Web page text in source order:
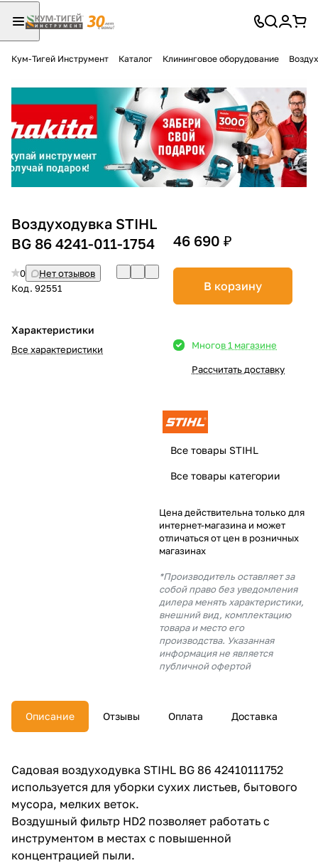
Кум-Тигей Инструмент Каталог Клининговое оборудование
Воздуходувка STIHL
BG 86 4241-011-1754
0
Нет отзывов
Код. 92551
Характеристики
Все характеристики
46 690 ₽
В корзину
Многов 1 магазине
Рассчитать доставку
Все товары STIHL
Все товары категории
Цена действительна только для
интернет-магазина и может
отличаться от цен в розничных
магазинах
*Производитель оставляет за
собой право без уведомления
дилера менять характеристики,
внешний вид, комплектацию
товара и место его
производства. Указанная
информация не является
публичной офертой
Описание Отзывы Оплата Доставка
Садовая воздуходувка STIHL BG 86 42410111752
используется для уборки сухих листьев, бытового
мусора, мелких веток.
Воздушный фильтр HD2 позволяет работать с
инструментом в местах с повышенной
концентрацией пыли.
Разбейте
оплатуна части
без переплат
График платежей
Сегодня
25%
в корзину
% картой любого банка
% будут
с вашей карты
раз в 2
недели